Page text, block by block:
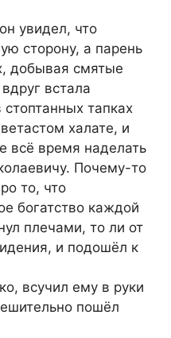
увидел, что
сторону, а парень
добывая смятые
встала
тапках
халате, и
всё время наделать
Почему-то
то, что
богатство каждой
плечами, то ли от
и подошёл к
всучил ему в руки
пошёл